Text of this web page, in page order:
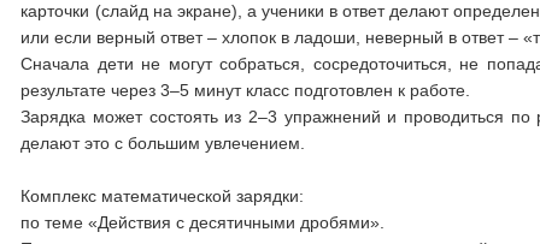
карточки (слайд на экране), а ученики в ответ делают
или если верный ответ – хлопок в ладоши, неверный в ответ –
Сначала дети не могут собраться, сосредоточиться, не
результате через 3–5 минут класс подготовлен к работе.
Зарядка может состоять из 2–3 упражнений и проводиться
делают это с большим увлечением.
Комплекс математической зарядки:
по теме «Действия с десятичными дробями».